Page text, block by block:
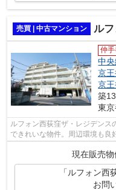
売買 | 中古マンション ル
仲
中
京
京
築
東
ルフォン西荻窪ザ・レジデンス
できれいな物件。周辺環境も良
現在販売物
「ルフォン西
お問